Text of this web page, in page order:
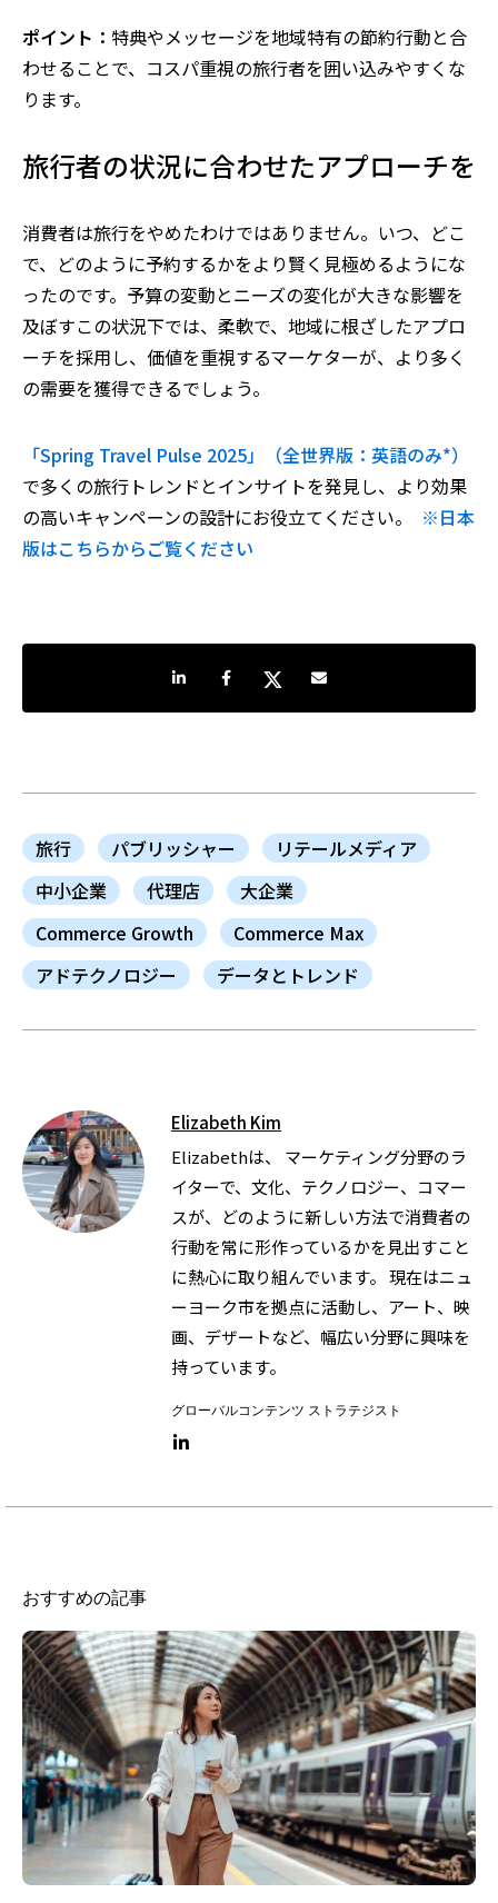
ポイント： 特典やメッセージを地域特有の節約行動と合
わせることで、コスパ重視の旅行者を囲い込みやすくな
ります。
旅行者の状況に合わせたアプローチを
消費者は旅行をやめたわけではありません。いつ、どこ
で、どのように予約するかをより賢く見極めるようにな
ったのです。予算の変動とニーズの変化が大きな影響を
及ぼすこの状況下では、柔軟で、地域に根ざしたアプロ
ーチを採用し、価値を重視するマーケターが、より多く
の需要を獲得できるでしょう。
「Spring Travel Pulse 2025」（全世界版：英語のみ*）
で多くの旅行トレンドとインサイトを発見し、より効果
の高いキャンペーンの設計にお役立てください。 ※日本
版はこちらからご覧ください
LinkedInで共有Facebookでシェア
TwitterでシェアShare by e-mail
旅行 パブリッシャー
リテールメディア
中小企業
代理店
大企業
Commerce Growth
Commerce Max
アドテクノロジー
データとトレンド
Elizabeth Kim
Elizabethは、 マーケティング分野のラ
イターで、文化、テクノロジー、コマー
スが、どのように新しい方法で消費者の
行動を常に形作っているかを見出すこと
に熱心に取り組んでいます。 現在はニュ
ーヨーク市を拠点に活動し、アート、映
画、デザートなど、幅広い分野に興味を
持っています。
グローバルコンテンツ ストラテジスト
LinkedIn link
おすすめの記事